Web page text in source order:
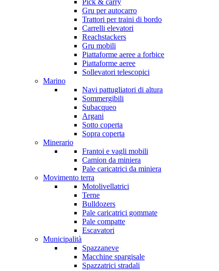
Gru per autocarro
Trattori per traini di bordo
Carrelli elevatori
Reachstackers
Gru mobili
Piattaforme aeree a forbice
Piattaforme aeree
Sollevatori telescopici
Marino
Navi pattugliatori di altura
Sommergibili
Subacqueo
Argani
Sotto coperta
Sopra coperta
Minerario
Frantoi e vagli mobili
Camion da miniera
Pale caricatrici da miniera
Movimento terra
Motolivellatrici
Terne
Bulldozers
Pale caricatrici gommate
Pale compatte
Escavatori
Municipalità
Spazzaneve
Macchine spargisale
Spazzatrici stradali